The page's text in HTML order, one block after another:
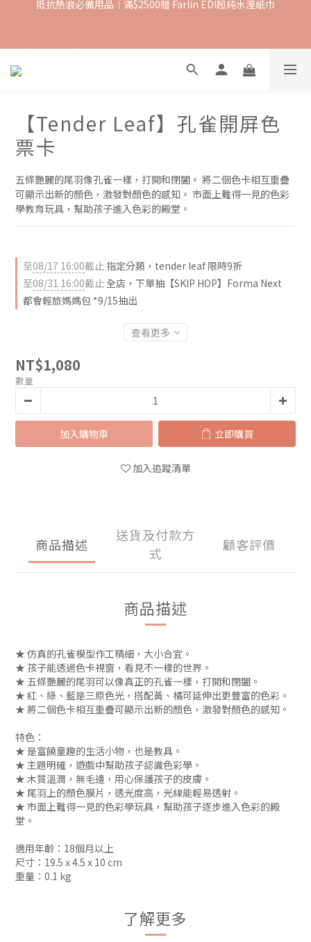
抵抗熱浪必備用品︱滿$2500贈 Farlin EDI超純水溼紙巾
【Tender Leaf】孔雀開屏色
票卡
五條艷麗的尾羽像孔雀一樣，打開和閉闔。 將二個色卡相互重疊
可顯示出新的顏色，激發對顏色的感知。 市面上難得一見的色彩
學教育玩具，幫助孩子進入色彩的殿堂。
至08/17 16:00截止 指定分類，tender leaf 限時9折
至08/31 16:00截止 全店，下單抽【SKIP HOP】Forma Next
都會輕旅媽媽包 *9/15抽出
查看更多
NT$1,080
數量
加入購物車 立即購買
加入追蹤清單
商品描述
送貨及付款方
式
顧客評價
商品描述
★ 仿真的孔雀模型作工精細，大小合宜。
★ 孩子能透過色卡視窗，看見不一樣的世界。
★ 五條艷麗的尾羽可以像真正的孔雀一樣，打開和閉闔。
★ 紅、綠、藍是三原色光，搭配黃、橘可延伸出更豐富的色彩。
★ 將二個色卡相互重疊可顯示出新的顏色，激發對顏色的感知。
特色：
★ 是富饒童趣的生活小物，也是教具。
★ 主題明確，遊戲中幫助孩子認識色彩學。
★ 木質溫潤，無毛邊，用心保護孩子的皮膚。
★ 尾羽上的顏色膜片，透光度高，光線能輕易透射。
★ 市面上難得一見的色彩學玩具，幫助孩子逐步進入色彩的殿
堂。
適用年齡：18個月以上
尺寸：19.5 x 4.5 x 10 cm
重量：0.1 kg
了解更多